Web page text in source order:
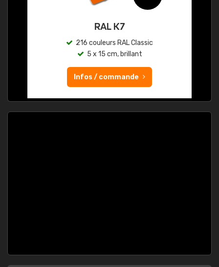
RAL K7
216 couleurs RAL Classic
5 x 15 cm, brillant
Infos / commande